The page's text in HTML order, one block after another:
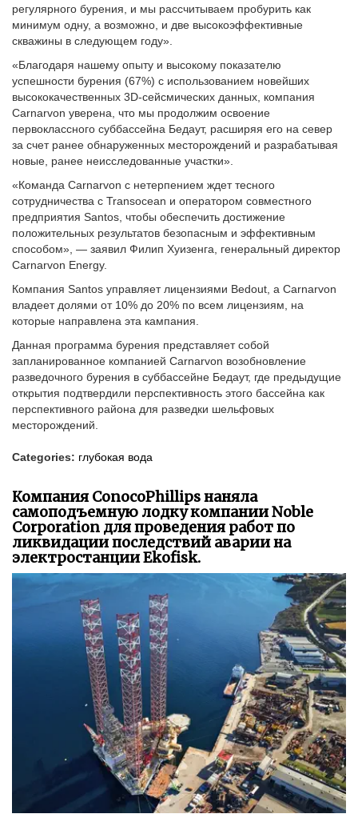
регулярного бурения, и мы рассчитываем пробурить как
минимум одну, а возможно, и две высокоэффективные
скважины в следующем году».
«Благодаря нашему опыту и высокому показателю
успешности бурения (67%) с использованием новейших
высококачественных 3D-сейсмических данных, компания
Carnarvon уверена, что мы продолжим освоение
первоклассного суббассейна Бедаут, расширяя его на север
за счет ранее обнаруженных месторождений и разрабатывая
новые, ранее неисследованные участки».
«Команда Carnarvon с нетерпением ждет тесного
сотрудничества с Transocean и оператором совместного
предприятия Santos, чтобы обеспечить достижение
положительных результатов безопасным и эффективным
способом», — заявил Филип Хуизенга, генеральный директор
Carnarvon Energy.
Компания Santos управляет лицензиями Bedout, а Carnarvon
владеет долями от 10% до 20% по всем лицензиям, на
которые направлена эта кампания.
Данная программа бурения представляет собой
запланированное компанией Carnarvon возобновление
разведочного бурения в суббассейне Бедаут, где предыдущие
открытия подтвердили перспективность этого бассейна как
перспективного района для разведки шельфовых
месторождений.
Categories: глубокая вода
Компания ConocoPhillips наняла
самоподъемную лодку компании Noble
Corporation для проведения работ по
ликвидации последствий аварии на
электростанции Ekofisk.